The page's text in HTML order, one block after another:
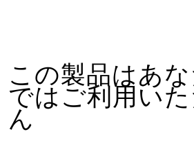
この製品はあ
ではご利用い
ん